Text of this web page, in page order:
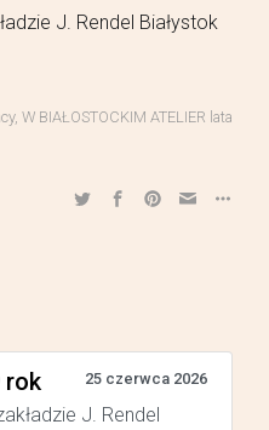
J. Rendel Białystok
, W BIAŁOSTOCKIM ATELIER lata
rok 25 czerwca 2026
J. Rendel